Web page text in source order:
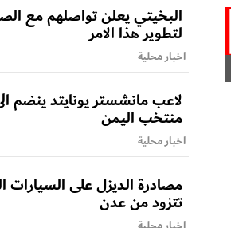
البخيتي يعلن تواصلهم مع
لتطوير هذا الامر
اخبار محلية
لاعب مانشستر يونايتد ينضم
منتخب اليمن
اخبار محلية
مصادرة الديزل على السيارات
تتزود من عدن